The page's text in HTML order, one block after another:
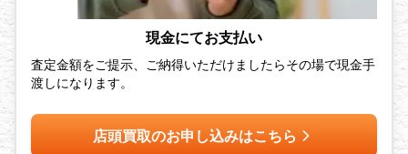
現金にてお支払い
査定金額をご提示、ご納得いただけましたらその場で現金手
渡しになります。
店頭買取のお申し込みはこちら